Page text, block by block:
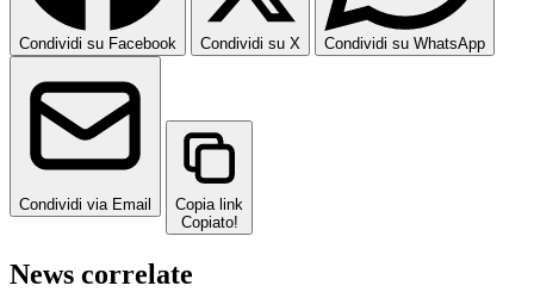
Condividi su Facebook Condividi su X Condividi su WhatsApp
Condividi via Email
Copia link
Copiato!
News correlate